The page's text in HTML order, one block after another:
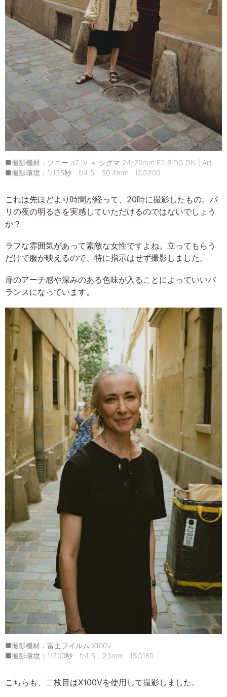
■撮影機材：ソニー α7 IV ＋ シグマ 24-70mm F2.8 DG DN | Art
■撮影環境：1/125秒 f/4.5 30.4mm ISO200
これは先ほどより時間が経って、20時に撮影したもの。パ
リの夜の明るさを実感していただけるのではないでしょう
か？
ラフな雰囲気があって素敵な女性ですよね。立ってもらう
だけで服が映えるので、特に指示はせず撮影しました。
扉のアーチ感や深みのある色味が入ることによっていいバ
ランスになっています。
■撮影機材：富士フイルム X100V
■撮影環境：1/200秒 f/4.5 23mm ISO160
こちらも、二枚目はX100Vを使用して撮影しました。